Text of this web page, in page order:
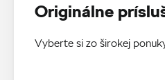
Originálne
Vyberte si zo širokej